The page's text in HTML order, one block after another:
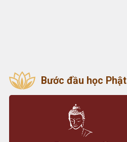
Bước đầu học Phật